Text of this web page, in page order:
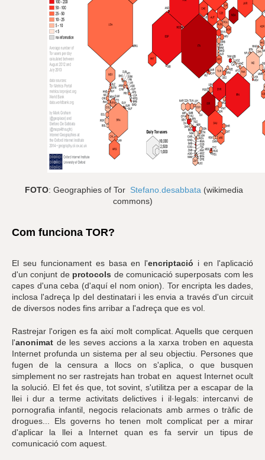
FOTO: Geographies of Tor Stefano.desabbata (wikimedia
commons)
Com funciona TOR?
El seu funcionament es basa en l'encriptació i en l'aplicació
d'un conjunt de protocols de comunicació superposats com les
capes d'una ceba (d'aquí el nom onion). Tor encripta les dades,
inclosa l'adreça Ip del destinatari i les envia a través d'un circuit
de diversos nodes fins arribar a l'adreça que es vol.
Rastrejar l'origen es fa així molt complicat. Aquells que cerquen
l'anonimat de les seves accions a la xarxa troben en aquesta
Internet profunda un sistema per al seu objectiu. Persones que
fugen de la censura a llocs on s'aplica, o que busquen
simplement no ser rastrejats han trobat en aquest Internet ocult
la solució. El fet és que, tot sovint, s'utilitza per a escapar de la
llei i dur a terme activitats delictives i il·legals: intercanvi de
pornografia infantil, negocis relacionats amb armes o tràfic de
drogues... Els governs ho tenen molt complicat per a mirar
d'aplicar la llei a Internet quan es fa servir un tipus de
comunicació com aquest.